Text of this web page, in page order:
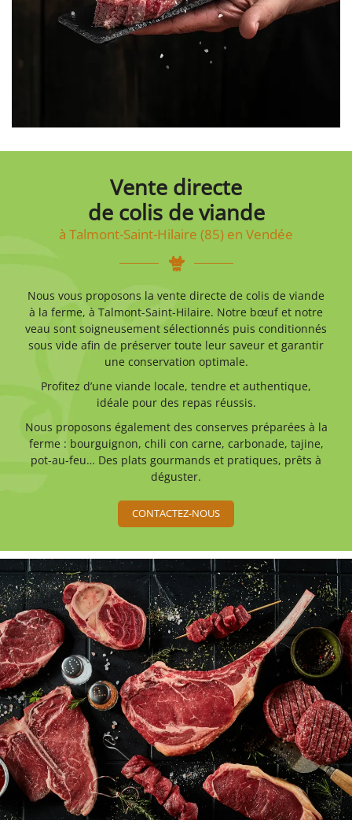
Une
Vente directe
de colis de viande
à Talmont-Saint-Hilaire (85) en Vendée
Nous vous proposons la vente directe de colis de viande
à la ferme, à Talmont-Saint-Hilaire. Notre bœuf et notre
veau sont soigneusement sélectionnés puis conditionnés
sous vide afin de préserver toute leur saveur et garantir
une conservation optimale.
Profitez d’une viande locale, tendre et authentique,
idéale pour des repas réussis.
Nous proposons également des conserves préparées à la
ferme : bourguignon, chili con carne, carbonade, tajine,
pot-au-feu… Des plats gourmands et pratiques, prêts à
déguster.
CONTACTEZ-NOUS